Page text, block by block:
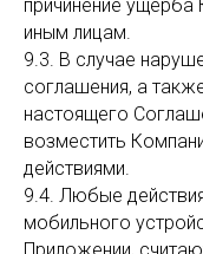
причинение ущерба
иным лицам.
9.3. В случае
соглашения, а
настоящего
возместить
действиями.
9.4. Любые
мобильного